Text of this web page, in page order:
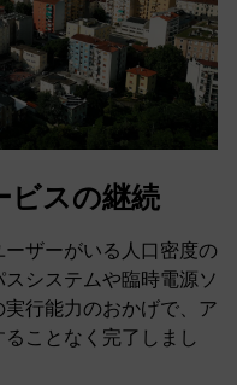
ビスの継続
ザーがいる人口密度の
システムや臨時電源ソ
行能力のおかげで、ア
ことなく完了しまし